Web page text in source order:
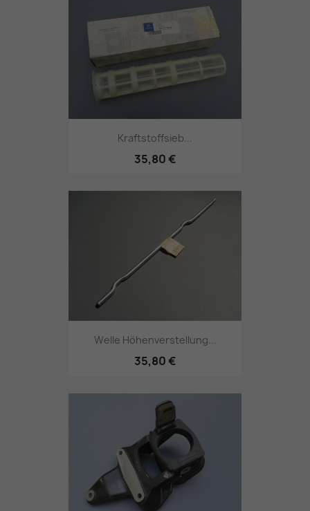
Kraftstoffsieb...
35,80 €
Welle Höhenverstellung...
35,80 €